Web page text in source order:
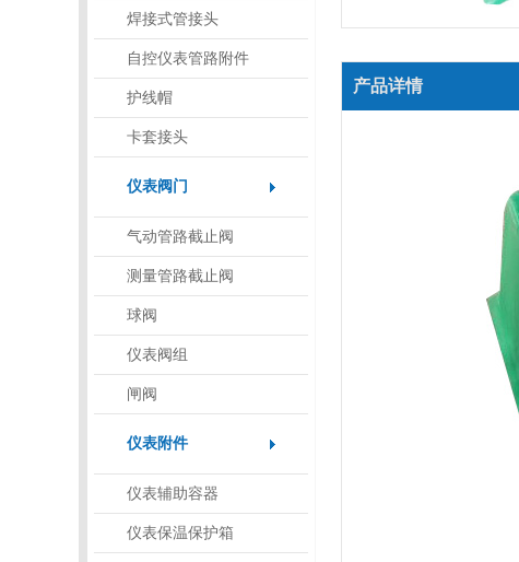
焊接式管接头
自控仪表管路附件
护线帽
卡套接头
仪表阀门
气动管路截止阀
测量管路截止阀
球阀
仪表阀组
闸阀
仪表附件
仪表辅助容器
仪表保温保护箱
产品详情